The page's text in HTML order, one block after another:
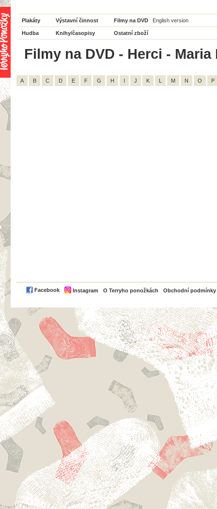
Plakáty Výstavní činnost Filmy na DVD English version
Hudba Knihy/časopisy Ostatní zboží
Filmy na DVD - Herci -
A B C D E F G H I J K L M N O P
Facebook Instagram O Terryho ponožkách Obchodní podmínky
PayPal